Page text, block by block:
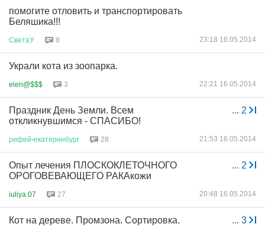
помогите отловить и транспортировать
Беляшика!!!
СветаУ 8 23:18 16.05.2014
Украли кота из зоопарка.
elen@$$$ 3 22:21 16.05.2014
... 2
Праздник День Земли. Всем
откликнувшимся - СПАСИБО!
рифей-екатеринбург 28 21:53 16.05.2014
... 2
Опыт лечения ПЛОСКОКЛЕТОЧНОГО
ОРОГОВЕВАЮЩЕГО РАКАкожи
iuliya.07 27 20:48 16.05.2014
... 3
Кот на дереве. Промзона. Сортировка.